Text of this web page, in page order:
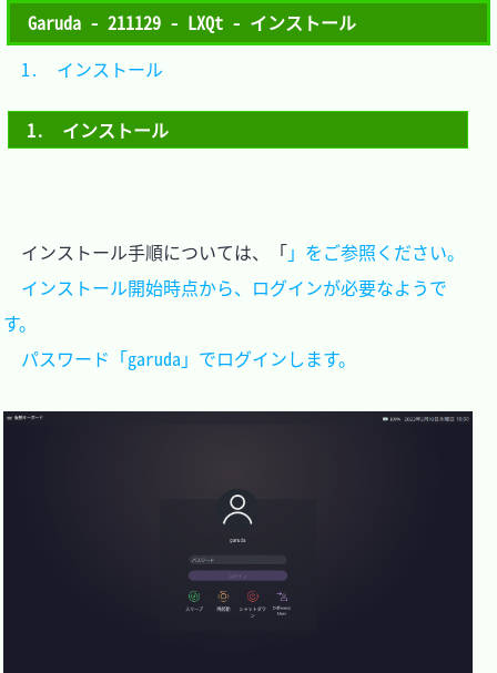
Garuda - 211129 - LXQt - インストール
1.　インストール
インストール手順については、「」をご参照ください。
インストール開始時点から、ログインが必要なようで
す。
パスワード「garuda」でログインします。